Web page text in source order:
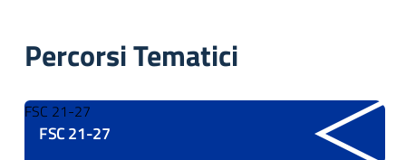
Percorsi Tematici
FSC 21-27
FSC 21-27